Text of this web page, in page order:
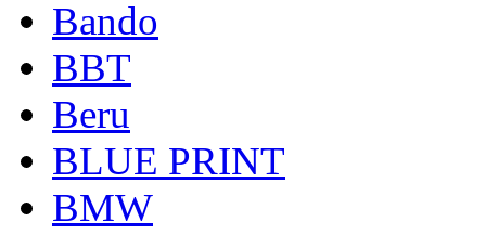
Bando
BBT
Beru
BLUE PRINT
BMW